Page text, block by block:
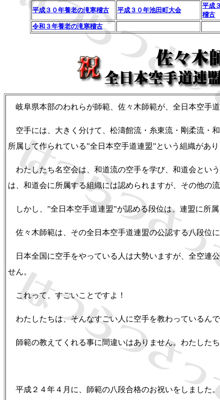
平成３０年養老の滝寒稽古 平成３０年池田町大会
平成
稽古
令和３年養老の滝寒稽古
岐阜県本部のわれらが師範、佐々木師範が、全日本空手
空手には、大きく分けて、松濤館流・糸東流・剛柔流・
所属して作られている”全日本空手道連盟”という組織があ
わたしたち名空会は、和道流の空手を学び、和道会とい
は、和道会に所属する組織には認められますが、その他の
しかし、”全日本空手道連盟”が認める段位は、連盟に所
佐々木師範は、その全日本空手道連盟の公認する八段位
日本全国に空手をやっている人は大勢いますが、全空連
せん。
これって、すごいことですよ！
わたしたちは、そんなすごい人に空手を教わっているん
師範の教えてくれる事に間違いはありません。わたした
平成２４年４月に、師範の八段合格のお祝いをしました。